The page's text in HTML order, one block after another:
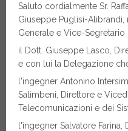
Saluto cordialmente Sr.
Giuseppe Puglisi-Alibrandi,
Generale e Vice-
il Dott. Giuseppe Lasco,
e con lui la Delegazione
l'ingegner Antonino
Salimbeni, Direttore e
Telecomunicazioni e dei
l'ingegner Salvatore